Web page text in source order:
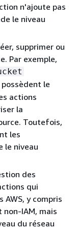
n'ajoute pas
le niveau
supprimer ou
Par exemple,
possèdent le
actions
la
Toutefois,
les
le niveau
des
qui
y compris
IAM, mais
du réseau